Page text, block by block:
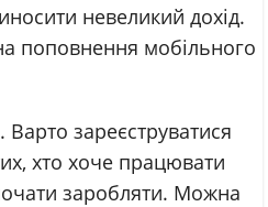
невеликий дохід.
поповнення мобільного
. Варто зареєструватися
хто хоче працювати
заробляти. Можна